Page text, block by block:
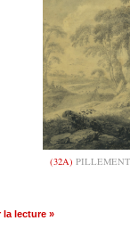
(32A)
la lecture »